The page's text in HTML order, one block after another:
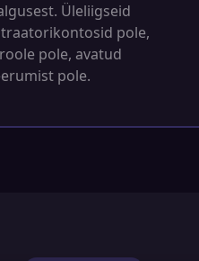
Üleliigseid
pole,
pole, avatud
pole.